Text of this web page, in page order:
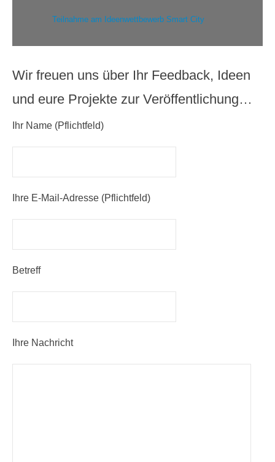
Teilnahme am Ideenwettbewerb Smart City
Wir freuen uns über Ihr Feedback, Ideen
und eure Projekte zur Veröffentlichung…
Ihr Name (Pflichtfeld)
Ihre E-Mail-Adresse (Pflichtfeld)
Betreff
Ihre Nachricht